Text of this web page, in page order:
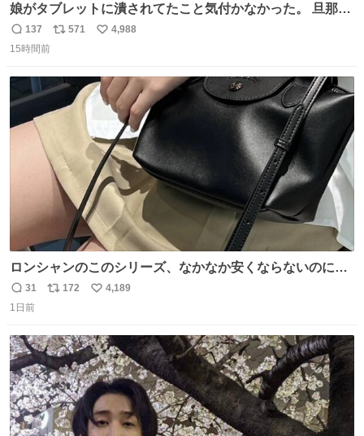
娘がタブレットに潰されてたこと気付かなかった。 旦那だ
けは娘の波長を感じ取れるから声出せずともSOSが伝わっ
たらしい。 急いで旦那が救出して、泣きじゃくる娘に自分
3回ほど。 小さい手だけど、地味に痛い。 その後、娘は旦
那に泣きついてた。
返
信
137
リ
ト
数
571
い
数
4,988
15時間前
ロンシャンのこのシリーズ、なかなか安くならないのにセ
ール価格になってる🖤✨レザーなのが反則級にかわいい。
持ってるだけでコーデが格上げされる。
返
信
31
リ
ト
数
172
い
数
4,189
1日前